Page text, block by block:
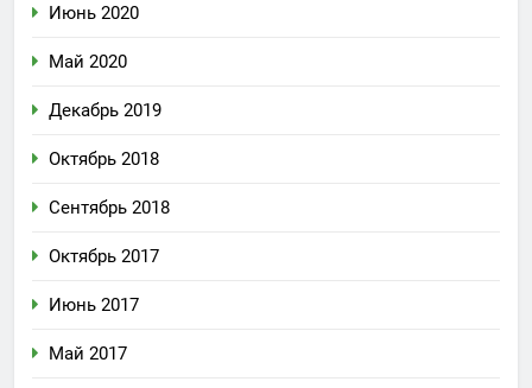
Июнь 2020
Май 2020
Декабрь 2019
Октябрь 2018
Сентябрь 2018
Октябрь 2017
Июнь 2017
Май 2017